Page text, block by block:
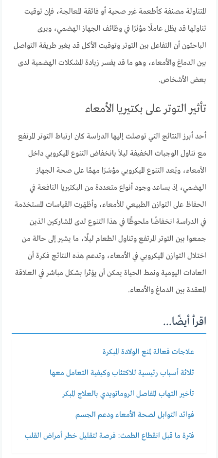
المتناولة مصنفة كأطعمة غير صحية أو فائقة المعالجة، فإن توقيت
تناولها قد يظل عاملًا مؤثرًا في وظائف الجهاز الهضمي، ويرى
الباحثون أن التفاعل بين التوتر وتوقيت الأكل قد يغير طريقة التواصل
بين الدماغ والأمعاء، وهو ما قد يفسر زيادة المشكلات الهضمية لدى
بعض الأشخاص.
تأثير التوتر على بكتيريا الأمعاء
أحد أبرز النتائج التي توصلت إليها الدراسة كان ارتباط التوتر المرتفع
مع تناول الوجبات الخفيفة ليلاً بانخفاض التنوع الميكروبي داخل
الأمعاء، ويُعد التنوع الميكروبي مؤشرًا مهمًا على صحة الجهاز
الهضمي، إذ يساعد وجود أنواع متعددة من البكتيريا النافعة في
الحفاظ على التوازن الطبيعي للأمعاء، وأظهَرت القياسات المستخدَمة
في الدراسة انخفاضًا ملحوظًا في هذا التنوع لدى المشاركين الذين
جمعوا بين التوتر المرتفع وتناول الطعام ليلًا، ما يشير إلى حالة من
اختلال التوازن الميكروبي في الأمعاء، وتدعم هذه النتائج فكرة أن
العادات اليومية ونمط الحياة يمكن أن يؤثرا بشكل مباشر في العلاقة
المعقدة بين الدماغ والأمعاء.
اقرأ أيضًا...
علاجات فعالة لمنع الولادة المبكرة
ثلاثة أسباب رئيسية للاكتئاب وكيفية التعامل معها
تأخير التهاب المفاصل الروماتويدي بالعلاج المبكر
فوائد التوابل لصحة الأمعاء ودعم الجسم
فترة ما قبل انقطاع الطمث: فرصة لتقليل خطر أمراض القلب